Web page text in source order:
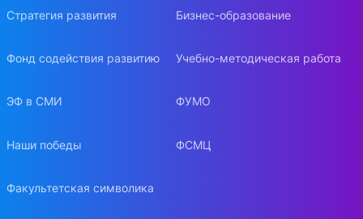
Стратегия развития
Фонд содействия развитию
ЭФ в СМИ
Наши победы
Факультетская символика
Бизнес-образование
Учебно-методическая работа
ФУМО
ФСМЦ